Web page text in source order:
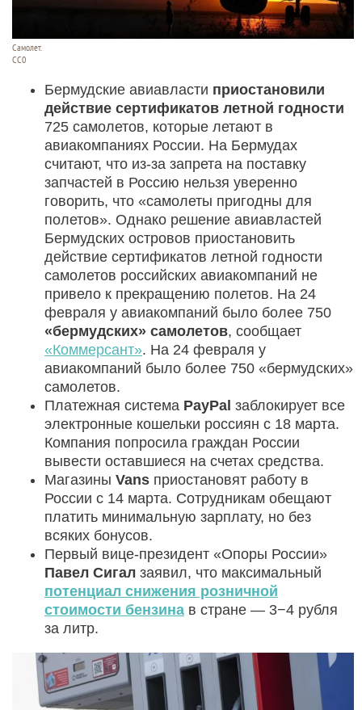
Самолет.
СС0
Бермудские авиавласти приостановили
действие сертификатов летной годности
725 самолетов, которые летают в
авиакомпаниях России. На Бермудах
считают, что из-за запрета на поставку
запчастей в Россию нельзя уверенно
говорить, что «самолеты пригодны для
полетов». Однако решение авиавластей
Бермудских островов приостановить
действие сертификатов летной годности
самолетов российских авиакомпаний не
привело к прекращению полетов. На 24
февраля у авиакомпаний было более 750
«бермудских» самолетов, сообщает
«Коммерсант». На 24 февраля у
авиакомпаний было более 750 «бермудских»
самолетов.
Платежная система PayPal заблокирует все
электронные кошельки россиян с 18 марта.
Компания попросила граждан России
вывести оставшиеся на счетах средства.
Магазины Vans приостановят работу в
России с 14 марта. Сотрудникам обещают
платить минимальную зарплату, но без
всяких бонусов.
Первый вице-президент «Опоры России»
Павел Сигал заявил, что максимальный
потенциал снижения розничной
стоимости бензина в стране — 3−4 рубля
за литр.